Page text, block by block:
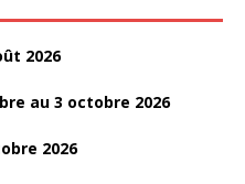
2026
au 3 octobre 2026
2026